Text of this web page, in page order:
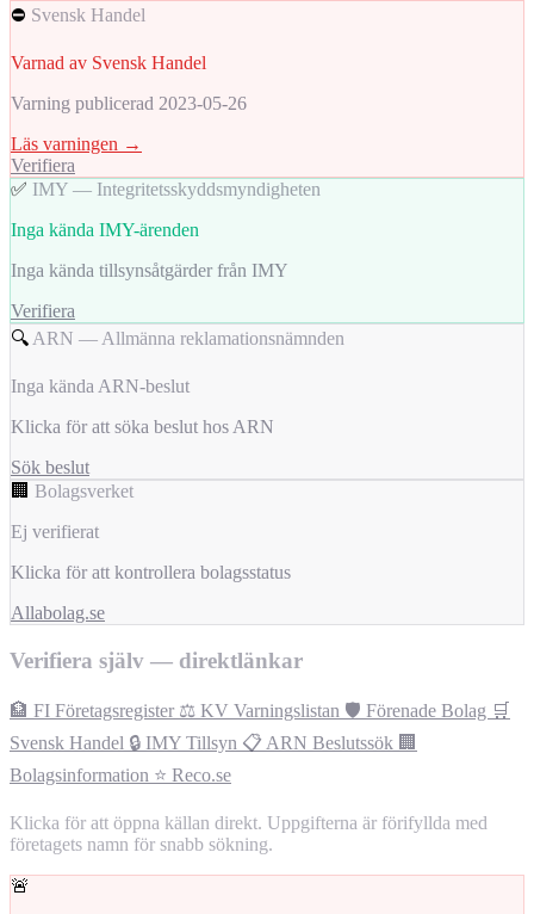
⛔ Svensk Handel
Varnad av Svensk Handel
Varning publicerad 2023-05-26
Läs varningen →
Verifiera
✅ IMY — Integritetsskyddsmyndigheten
Inga kända IMY-ärenden
Inga kända tillsynsåtgärder från IMY
Verifiera
🔍 ARN — Allmänna reklamationsnämnden
Inga kända ARN-beslut
Klicka för att söka beslut hos ARN
Sök beslut
🏢 Bolagsverket
Ej verifierat
Klicka för att kontrollera bolagsstatus
Allabolag.se
Verifiera själv — direktlänkar
🏦 FI Företagsregister ⚖️ KV Varningslistan 🛡️ Förenade Bolag 🛒
Svensk Handel 🔒 IMY Tillsyn 📋 ARN Beslutssök 🏢
Bolagsinformation ⭐ Reco.se
Klicka för att öppna källan direkt. Uppgifterna är förifyllda med
företagets namn för snabb sökning.
🚨